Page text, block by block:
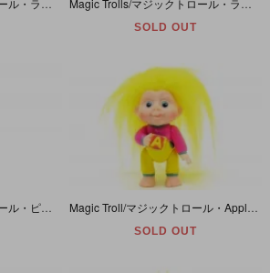
SOLD OUT
Magic Trolls/マジックトロール・ピンク/ハート＆星柄/ソフビ・特大サイズ Magic Troll/マジックトロール・Applause/アプローズ・イエロー/ソフビ/舌出し・ブロック
SOLD OUT